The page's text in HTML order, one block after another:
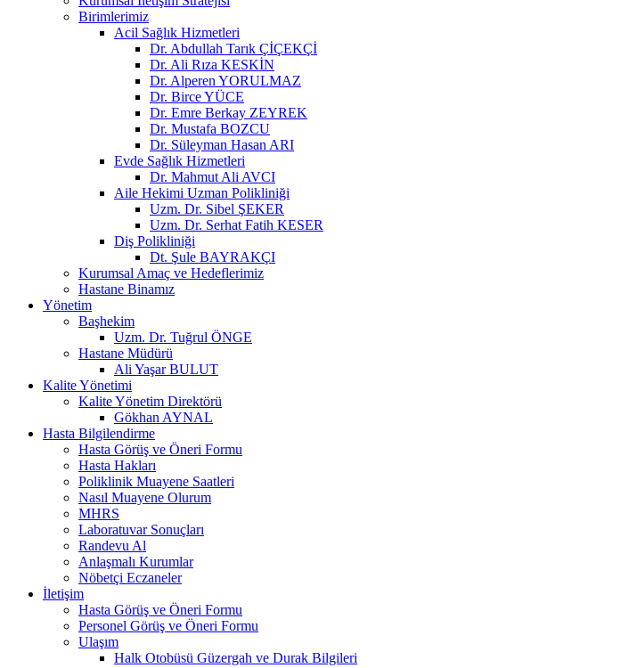
Birimlerimiz
Acil Sağlık Hizmetleri
Dr. Abdullah Tarık ÇİÇEKÇİ
Dr. Ali Rıza KESKİN
Dr. Alperen YORULMAZ
Dr. Birce YÜCE
Dr. Emre Berkay ZEYREK
Dr. Mustafa BOZCU
Dr. Süleyman Hasan ARI
Evde Sağlık Hizmetleri
Dr. Mahmut Ali AVCI
Aile Hekimi Uzman Polikliniği
Uzm. Dr. Sibel ŞEKER
Uzm. Dr. Serhat Fatih KESER
Diş Polikliniği
Dt. Şule BAYRAKÇI
Kurumsal Amaç ve Hedeflerimiz
Hastane Binamız
Yönetim
Başhekim
Uzm. Dr. Tuğrul ÖNGE
Hastane Müdürü
Ali Yaşar BULUT
Kalite Yönetimi
Kalite Yönetim Direktörü
Gökhan AYNAL
Hasta Bilgilendirme
Hasta Görüş ve Öneri Formu
Hasta Hakları
Poliklinik Muayene Saatleri
Nasıl Muayene Olurum
MHRS
Laboratuvar Sonuçları
Randevu Al
Anlaşmalı Kurumlar
Nöbetçi Eczaneler
İletişim
Hasta Görüş ve Öneri Formu
Personel Görüş ve Öneri Formu
Ulaşım
Halk Otobüsü Güzergah ve Durak Bilgileri